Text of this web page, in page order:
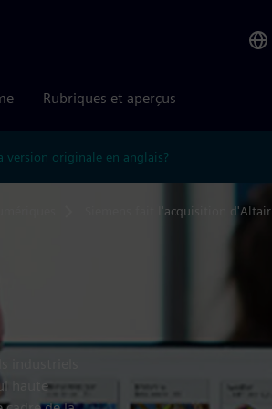
Rubriques et aperçus
version originale en anglais?
Siemens fait l'acquisition d'Altair
industriels
haute